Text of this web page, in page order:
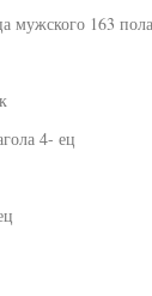
мужского 163 пола
4- ец